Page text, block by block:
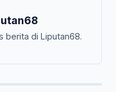
berita di Liputan68.